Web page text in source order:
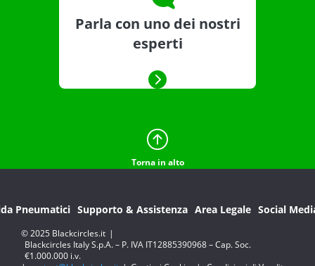
Parla con uno dei nostri
esperti
Torna in alto
Pneumatici Supporto & Assistenza Area Legale Social
© 2025 Blackcircles.it |
Blackcircles Italy S.p.A. – P. IVA IT12885390968 – Cap. Soc.
€1.000.000 i.v.